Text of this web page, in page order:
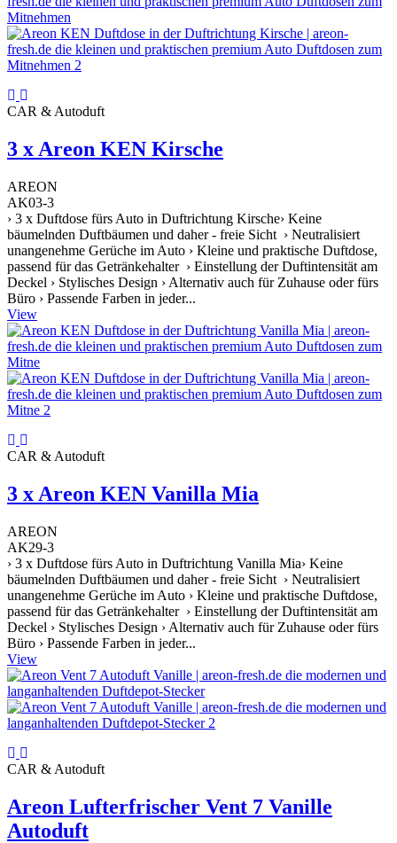
CAR & Autoduft
3 x Areon KEN Kirsche
AREON
AK03-3
› 3 x Duftdose fürs Auto in Duftrichtung Kirsche› Keine
bäumelnden Duftbäumen und daher - freie Sicht › Neutralisiert
unangenehme Gerüche im Auto › Kleine und praktische Duftdose,
passend für das Getränkehalter › Einstellung der Duftintensität am
Deckel › Stylisches Design › Alternativ auch für Zuhause oder fürs
Büro › Passende Farben in jeder...
View
CAR & Autoduft
3 x Areon KEN Vanilla Mia
AREON
AK29-3
› 3 x Duftdose fürs Auto in Duftrichtung Vanilla Mia› Keine
bäumelnden Duftbäumen und daher - freie Sicht › Neutralisiert
unangenehme Gerüche im Auto › Kleine und praktische Duftdose,
passend für das Getränkehalter › Einstellung der Duftintensität am
Deckel › Stylisches Design › Alternativ auch für Zuhause oder fürs
Büro › Passende Farben in jeder...
View
CAR & Autoduft
Areon Lufterfrischer Vent 7 Vanille
Autoduft